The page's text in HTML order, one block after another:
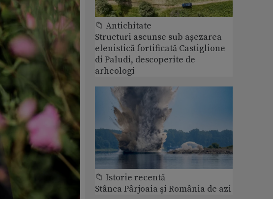
📁 Antichitate
Structuri ascunse sub așezarea
elenistică fortificată Castiglione
di Paludi, descoperite de
arheologi
📁 Istorie recentă
Stânca Pârjoaia şi România de azi